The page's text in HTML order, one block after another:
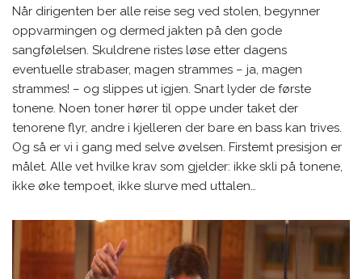
Når dirigenten ber alle reise seg ved stolen, begynner
oppvarmingen og dermed jakten på den gode
sangfølelsen. Skuldrene ristes løse etter dagens
eventuelle strabaser, magen strammes – ja, magen
strammes! – og slippes ut igjen. Snart lyder de første
tonene. Noen toner hører til oppe under taket der
tenorene flyr, andre i kjelleren der bare en bass kan trives.
Og så er vi i gang med selve øvelsen. Firstemt presisjon er
målet. Alle vet hvilke krav som gjelder: ikke skli på tonene,
ikke øke tempoet, ikke slurve med uttalen…